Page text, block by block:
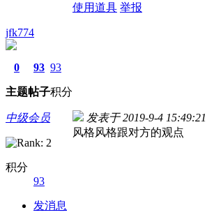
使用道具 举报
jfk774
0
主题
93
帖子
93
积分
中级会员
积分
93
发消息
发表于 2019-9-4 15:49:21
风格风格跟对方的观点